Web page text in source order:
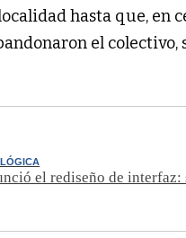
hasta que, en
el colectivo,
el rediseño de interfaz: